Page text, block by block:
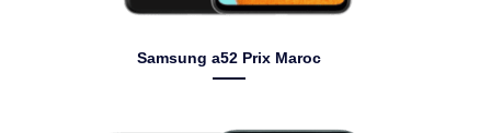
Samsung a52 Prix Maroc